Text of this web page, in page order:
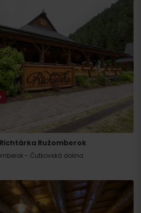
Ružomberok
- Čutkovská dolina